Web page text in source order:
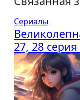
Сериалы
27, 28 серия